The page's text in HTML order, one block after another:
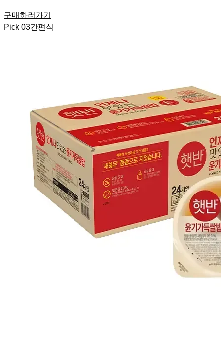
구매하러가기
Pick 03간편식